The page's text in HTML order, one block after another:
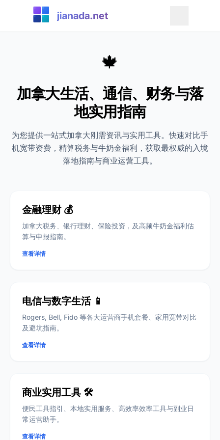
jianada.net
🍁
加拿大生活、通信、财务与落
地实用指南
为您提供一站式加拿大刚需资讯与实用工具。快速对比手
机宽带资费，精算税务与牛奶金福利，获取最权威的入境
落地指南与商业运营工具。
金融理财 💰
加拿大税务、银行理财、保险投资，及高频牛奶金福利估
算与申报指南。
查看详情
电信与数字生活 📱
Rogers, Bell, Fido 等各大运营商手机套餐、家用宽带对比
及避坑指南。
查看详情
商业实用工具 🛠️
便民工具指引、本地实用服务、高效率效率工具与副业日
常运营助手。
查看详情